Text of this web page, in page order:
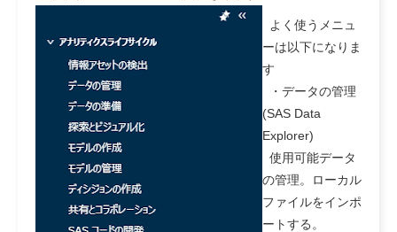
よく使うメニュ
ーは以下になりま
す
・データの管理
(SAS Data
Explorer)
使用可能データ
の管理。ローカル
ファイルをインポ
ートする。